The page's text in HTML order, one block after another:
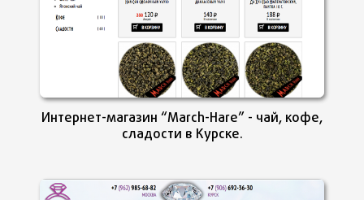
Интернет-магазин “March-Hare” - чай, кофе,
сладости в Курске.